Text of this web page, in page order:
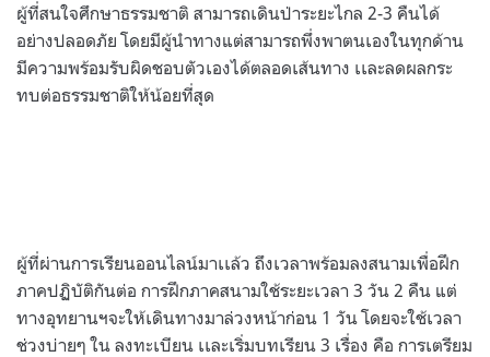
ผู้ที่สนใจศึกษาธรรมชาติ สามารถเดินป่าระยะไกล 2-3 คืนได้
อย่างปลอดภัย โดยมีผู้นำทางแต่สามารถพึ่งพาตนเองในทุกด้าน
มีความพร้อมรับผิดชอบตัวเองได้ตลอดเส้นทาง เเละลดผลกระ
ทบต่อธรรมชาติให้น้อยที่สุด
ผู้ที่ผ่านการเรียนออนไลน์มาเเล้ว ถึงเวลาพร้อมลงสนามเพื่อฝึก
ภาคปฏิบัติกันต่อ การฝึกภาคสนามใช้ระยะเวลา 3 วัน 2 คืน แต่
ทางอุทยานฯจะให้เดินทางมาล่วงหน้าก่อน 1 วัน โดยจะใช้เวลา
ช่วงบ่ายๆ ใน ลงทะเบียน เเละเริ่มบทเรียน 3 เรื่อง คือ การเตรียม